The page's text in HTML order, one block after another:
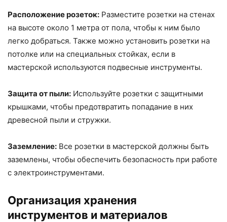
Расположение розеток: Разместите розетки на стенах
на высоте около 1 метра от пола, чтобы к ним было
легко добраться. Также можно установить розетки на
потолке или на специальных стойках, если в
мастерской используются подвесные инструменты.
Защита от пыли: Используйте розетки с защитными
крышками, чтобы предотвратить попадание в них
древесной пыли и стружки.
Заземление: Все розетки в мастерской должны быть
заземлены, чтобы обеспечить безопасность при работе
с электроинструментами.
Организация хранения
инструментов и материалов